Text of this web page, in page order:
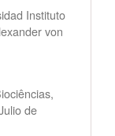
Instituto
von
de